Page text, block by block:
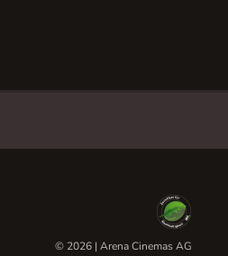
© 2026 | Arena Cinemas AG